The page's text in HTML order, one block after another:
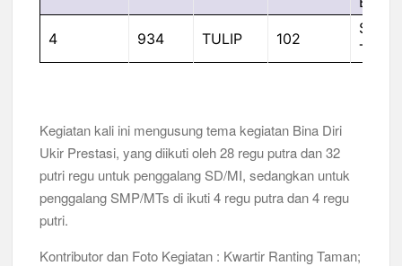
4 934 TULIP 102
Kegiatan kali ini mengusung tema kegiatan Bina Diri
Ukir Prestasi, yang diikuti oleh 28 regu putra dan 32
putri regu untuk penggalang SD/MI, sedangkan untuk
penggalang SMP/MTs di ikuti 4 regu putra dan 4 regu
putri.
Kontributor dan Foto Kegiatan : Kwartir Ranting Taman;